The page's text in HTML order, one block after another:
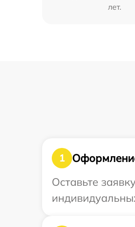
лет.
1
Оставьте